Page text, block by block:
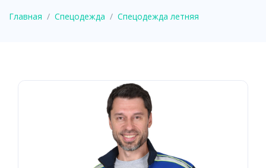
Главная Спецодежда Спецодежда летняя